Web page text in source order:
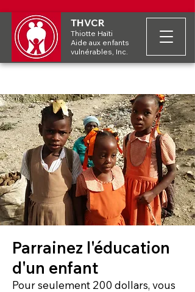
THVCR
Thiotte Haïti
Aide aux enfants
vulnérables, Inc.
Parrainez l'éducation
d'un enfant
Pour seulement 200 dollars, vous